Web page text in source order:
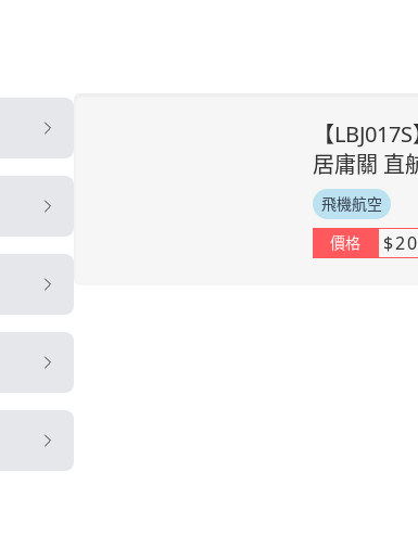
【LBJ017S
居庸關 直
飛機航空
價格
$